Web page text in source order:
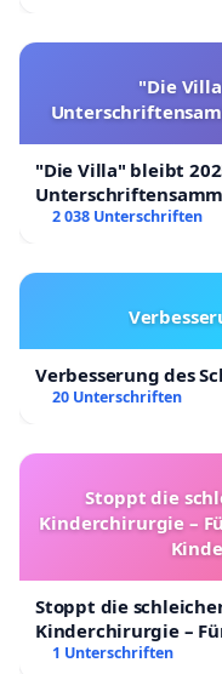
"Die
"Die Villa" bleibt
2 038 Unterschriften
Verbesserung des
20 Unterschriften
Stoppt die
Kinderchirurgie –
Stoppt die
Kinderchirurgie –
Kinder in
1 Unterschriften